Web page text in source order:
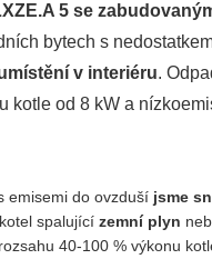
5 se
bytech s
v interiéru.
kotle od 8 kW a
emisemi do ovzduší jsme
spalující zemní plyn
40-100 % výkonu